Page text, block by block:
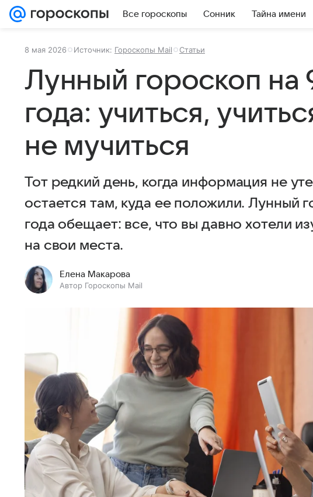
Все гороскопы Сонник Тайна имени
8 мая 2026 Источник: Гороскопы Mail Статьи
Лунный гороскоп на
года: учиться,
не мучиться
Тот редкий день, когда информация не
остается там, куда ее положили. Лунный
года обещает: все, что вы давно хотели
на свои места.
Елена Макарова
Автор Гороскопы Mail